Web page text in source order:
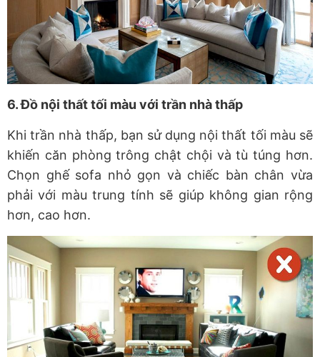
6. Đồ nội thất tối màu với trần nhà thấp
Khi trần nhà thấp, bạn sử dụng nội thất tối màu sẽ
khiến căn phòng trông chật chội và tù túng hơn.
Chọn ghế sofa nhỏ gọn và chiếc bàn chân vừa
phải với màu trung tính sẽ giúp không gian rộng
hơn, cao hơn.